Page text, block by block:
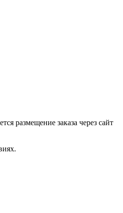
размещение заказа через сайт